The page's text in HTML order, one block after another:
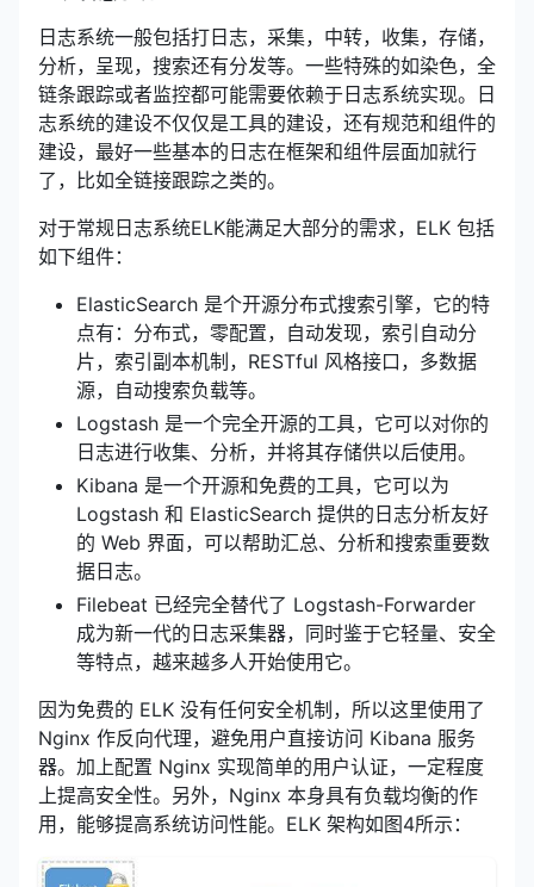
日志系统一般包括打日志，采集，中转，收集，存储，
分析，呈现，搜索还有分发等。一些特殊的如染色，全
链条跟踪或者监控都可能需要依赖于日志系统实现。日
志系统的建设不仅仅是工具的建设，还有规范和组件的
建设，最好一些基本的日志在框架和组件层面加就行
了，比如全链接跟踪之类的。
对于常规日志系统ELK能满足大部分的需求，ELK 包括
如下组件：
ElasticSearch 是个开源分布式搜索引擎，它的特
点有：分布式，零配置，自动发现，索引自动分
片，索引副本机制，RESTful 风格接口，多数据
源，自动搜索负载等。
Logstash 是一个完全开源的工具，它可以对你的
日志进行收集、分析，并将其存储供以后使用。
Kibana 是一个开源和免费的工具，它可以为
Logstash 和 ElasticSearch 提供的日志分析友好
的 Web 界面，可以帮助汇总、分析和搜索重要数
据日志。
Filebeat 已经完全替代了 Logstash-Forwarder
成为新一代的日志采集器，同时鉴于它轻量、安全
等特点，越来越多人开始使用它。
因为免费的 ELK 没有任何安全机制，所以这里使用了
Nginx 作反向代理，避免用户直接访问 Kibana 服务
器。加上配置 Nginx 实现简单的用户认证，一定程度
上提高安全性。另外，Nginx 本身具有负载均衡的作
用，能够提高系统访问性能。ELK 架构如图4所示：